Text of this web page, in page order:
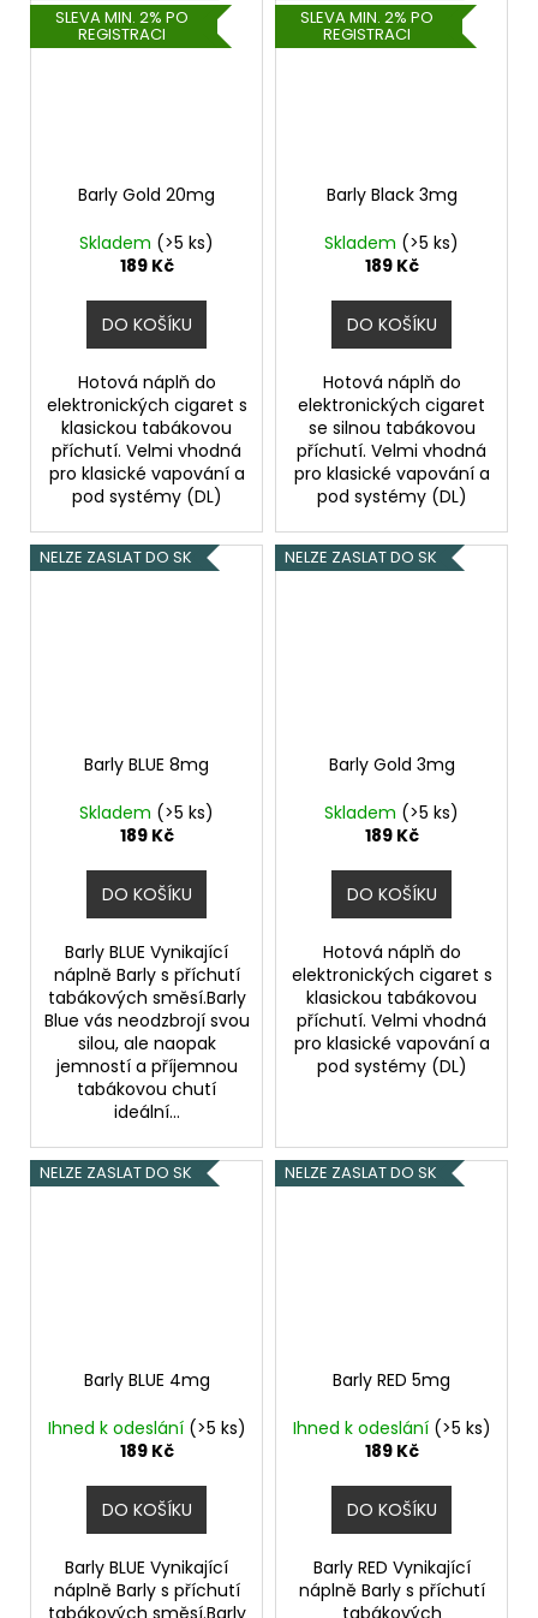
SLEVA MIN. 2% PO
REGISTRACI
Barly Gold 20mg
Skladem (>5 ks)
189 Kč
DO KOŠÍKU
Hotová náplň do
elektronických cigaret s
klasickou tabákovou
příchutí. Velmi vhodná
pro klasické vapování a
pod systémy (DL)
SLEVA MIN. 2% PO
REGISTRACI
Barly Black 3mg
Skladem (>5 ks)
189 Kč
DO KOŠÍKU
Hotová náplň do
elektronických cigaret
se silnou tabákovou
příchutí. Velmi vhodná
pro klasické vapování a
pod systémy (DL)
NELZE ZASLAT DO SK
Barly BLUE 8mg
Skladem (>5 ks)
189 Kč
DO KOŠÍKU
Barly BLUE Vynikající
náplně Barly s příchutí
tabákových směsí.Barly
Blue vás neodzbrojí svou
silou, ale naopak
jemností a příjemnou
tabákovou chutí
ideální...
NELZE ZASLAT DO SK
Barly Gold 3mg
Skladem (>5 ks)
189 Kč
DO KOŠÍKU
Hotová náplň do
elektronických cigaret s
klasickou tabákovou
příchutí. Velmi vhodná
pro klasické vapování a
pod systémy (DL)
NELZE ZASLAT DO SK
Barly BLUE 4mg
Ihned k odeslání (>5 ks)
189 Kč
DO KOŠÍKU
Barly BLUE Vynikající
náplně Barly s příchutí
NELZE ZASLAT DO SK
Barly RED 5mg
Ihned k odeslání (>5 ks)
189 Kč
DO KOŠÍKU
Barly RED Vynikající
náplně Barly s příchutí